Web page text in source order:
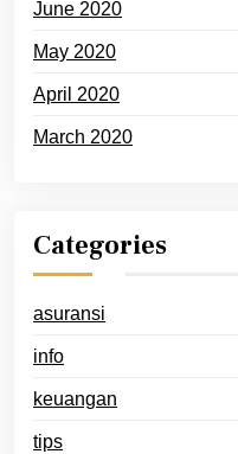
June 2020
May 2020
April 2020
March 2020
Categories
asuransi
info
keuangan
tips